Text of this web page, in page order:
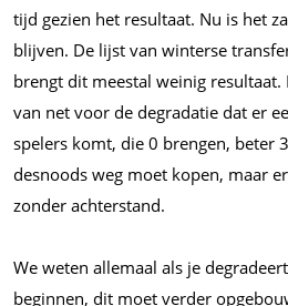
tijd gezien het resultaat. Nu is het
blijven. De lijst van winterse
brengt dit meestal weinig
van net voor de degradatie dat er
spelers komt, die 0 brengen, beter
desnoods weg moet kopen, maar
zonder achterstand.
We weten allemaal als je
beginnen, dit moet verder